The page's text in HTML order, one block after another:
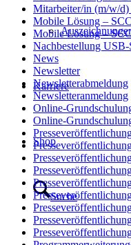
Karriere
Shop
Suche
Mitarbeiter/in (m/w/
Mobile Lösung –
Mobile Lösung –
Nachbestellung
News
Newsletter
Newsletterabmeldung
Newsletteranmeldung
Online-
Online-